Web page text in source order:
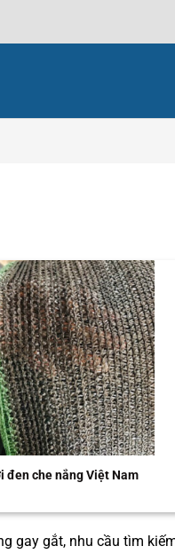
đen che nắng Việt Nam
gay gắt, nhu cầu tìm